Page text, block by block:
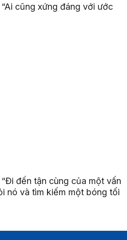
cũng xứng đáng với ước
đến tận cùng của một vấn
nó và tìm kiếm một bóng tối